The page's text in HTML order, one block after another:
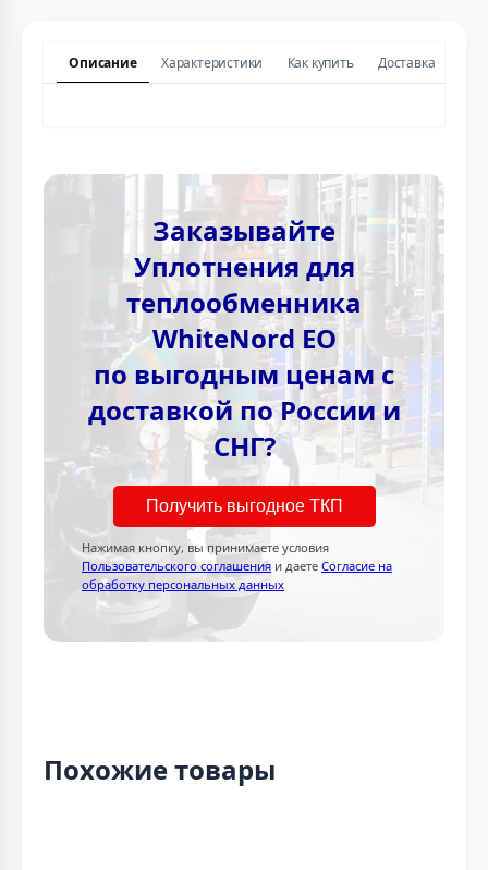
Описание Характеристики Как купить Доставка
Заказывайте
Уплотнения для
теплообменника
WhiteNord EO
по выгодным ценам с
доставкой по России и
СНГ?
Получить выгодное ТКП
Нажимая кнопку, вы принимаете условия
Пользовательского соглашения и даете Согласие на
обработку персональных данных
Похожие товары